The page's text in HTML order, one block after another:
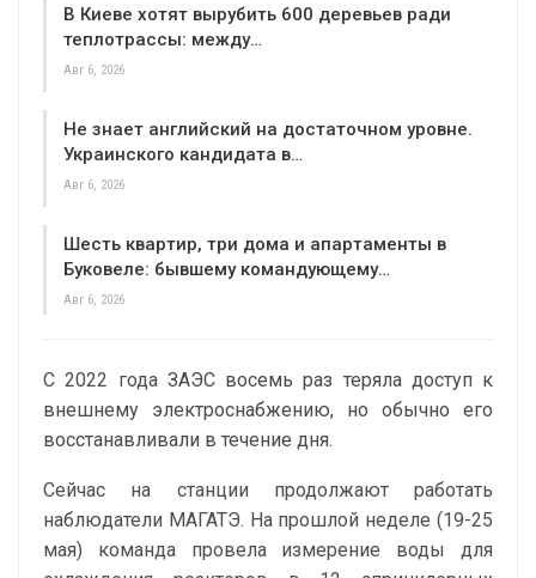
В Киеве хотят вырубить 600 деревьев ради
теплотрассы: между…
Авг 6, 2026
Не знает английский на достаточном уровне.
Украинского кандидата в…
Авг 6, 2026
Шесть квартир, три дома и апартаменты в
Буковеле: бывшему командующему…
Авг 6, 2026
С 2022 годаЗАЭС восемь раз теряла доступ к
внешнему электроснабжению, но обычно его
восстанавливали в течение дня.
Сейчас на станции продолжают работать
наблюдатели МАГАТЭ. На прошлой неделе (19-25
мая) команда провела измерение воды для